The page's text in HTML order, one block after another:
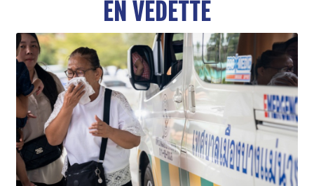
BND 1.477659
BOB 13.741379
BRL 5.906976
BSD 1.154687
BTN 109.989518
BWP 15.555907
BYN 3.432982
BYR 22627.646025
BZD 2.322364
CAD 1.609934
CDF 2611.992228
CHF 0.935157
EN VEDETTE